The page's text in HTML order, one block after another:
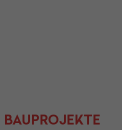
BAUPROJEKTE